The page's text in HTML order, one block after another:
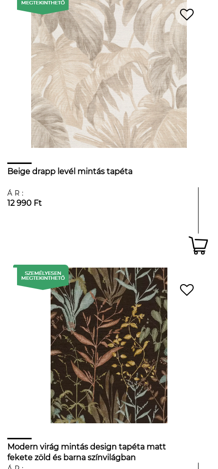
Beige drapp levél mintás tapéta
ÁR:
12 990 Ft
Modern virág mintás design tapéta matt
fekete zöld és barna színvilágban